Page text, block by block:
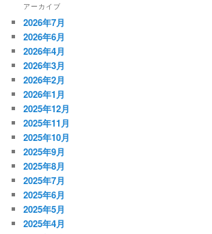
アーカイブ
2026年7月
2026年6月
2026年4月
2026年3月
2026年2月
2026年1月
2025年12月
2025年11月
2025年10月
2025年9月
2025年8月
2025年7月
2025年6月
2025年5月
2025年4月